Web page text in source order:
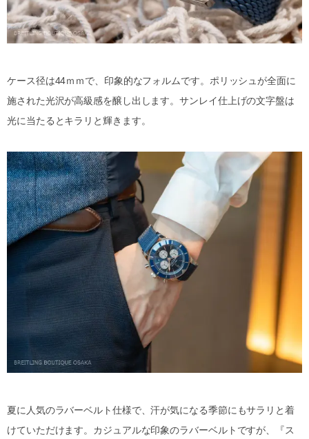
ケース径は44ｍｍで、印象的なフォルムです。ポリッシュが全面に
施された光沢が高級感を醸し出します。サンレイ仕上げの文字盤は
光に当たるとキラリと輝きます。
夏に人気のラバーベルト仕様で、汗が気になる季節にもサラリと着
けていただけます。カジュアルな印象のラバーベルトですが、『ス